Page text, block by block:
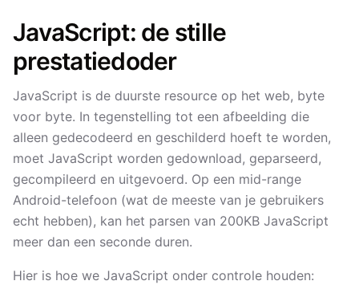
JavaScript: de stille
prestatiedoder
JavaScript is de duurste resource op het web, byte
voor byte. In tegenstelling tot een afbeelding die
alleen gedecodeerd en geschilderd hoeft te worden,
moet JavaScript worden gedownload, geparseerd,
gecompileerd en uitgevoerd. Op een mid-range
Android-telefoon (wat de meeste van je gebruikers
echt hebben), kan het parsen van 200KB JavaScript
meer dan een seconde duren.
Hier is hoe we JavaScript onder controle houden: